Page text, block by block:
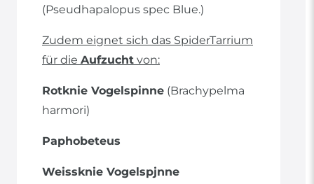
(Pseudhapalopus spec Blue.)
Zudem eignet sich das SpiderTarrium
für die Aufzucht von:
Rotknie Vogelspinne (Brachypelma
harmori)
Paphobeteus
Weissknie Vogelspjnne